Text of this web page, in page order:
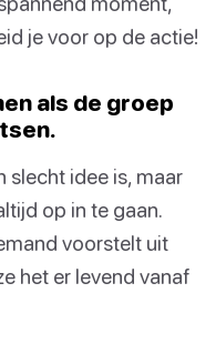
je voor op de actie!
als de groep
slecht idee is, maar
op in te gaan.
voorstelt uit
het er levend vanaf